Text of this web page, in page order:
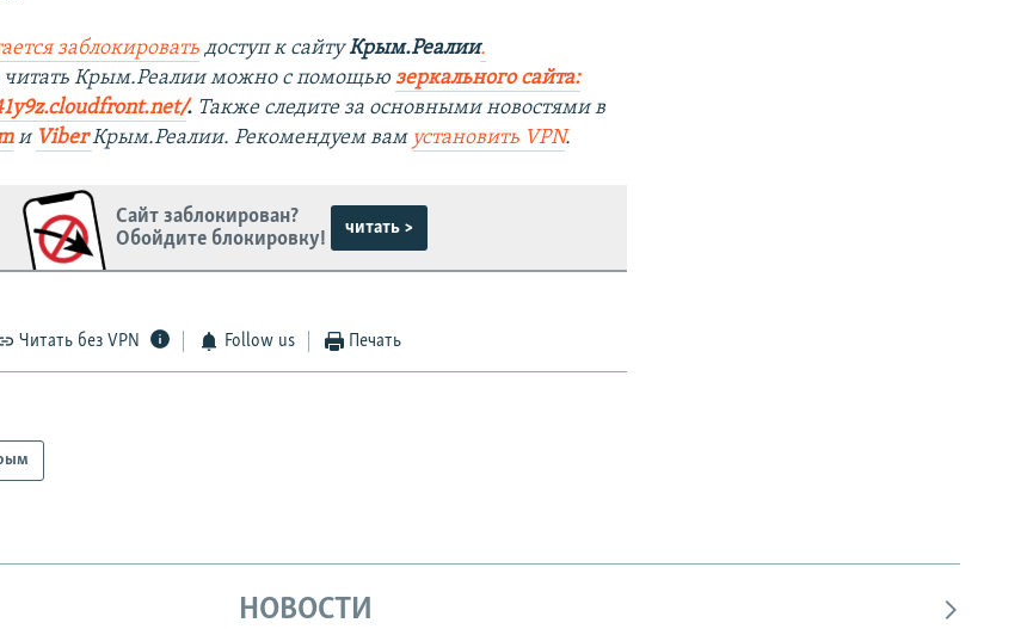
заблокировать доступ к сайтуКрым.Реалии.
читать Крым.Реалии можно с помощьюзеркального сайта:
. ​ Также следите за основными новостями в
и ViberКрым.Реалии. Рекомендуем вам установить VPN.
Сайт заблокирован?
Обойдите блокировку!
читать >
Читать без VPN Follow us Печать
НОВОСТИ